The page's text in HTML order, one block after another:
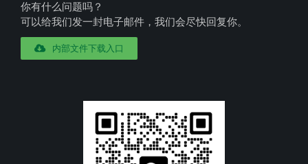
你有什么问题吗？
可以给我们发一封电子邮件，我们会尽快回复你。
内部文件下载入口